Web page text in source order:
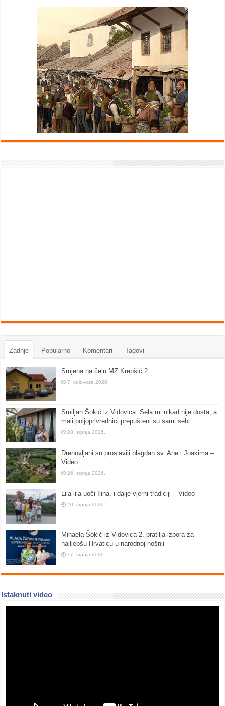
Zadnje Popularno Komentari Tagovi
Smjena na čelu MZ Krepšić 2
7. kolovoza 2026.
Smiljan Šokić iz Vidovica: Sela mi nikad nije dosta, a
mali poljoprivrednici prepušteni su sami sebi
28. srpnja 2026.
Drenovljani su proslavili blagdan sv. Ane i Joakima –
Video
26. srpnja 2026.
Lila lila uoči Ilina, i dalje vjerni tradiciji – Video
20. srpnja 2026.
Mihaela Šokić iz Vidovica 2. pratilja izbora za
najljepšu Hrvaticu u narodnoj nošnji
17. srpnja 2026.
Istaknuti video